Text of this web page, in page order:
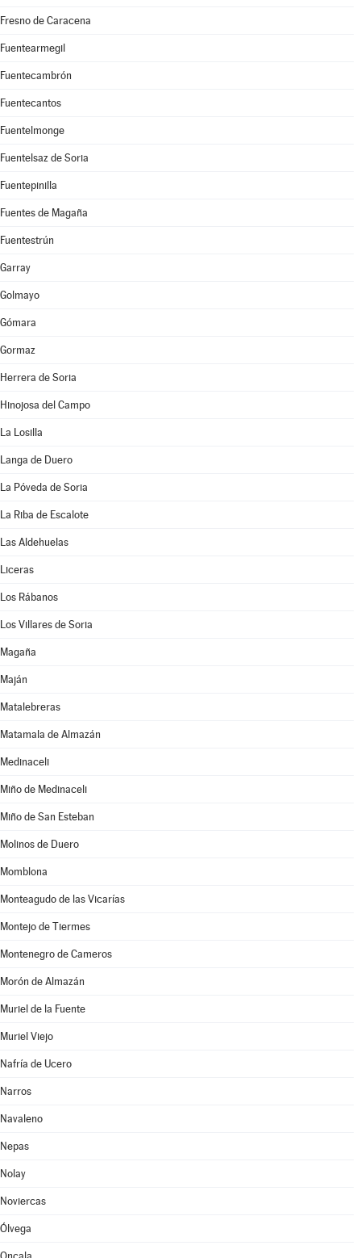
Fresno de Caracena
Fuentearmegil
Fuentecambrón
Fuentecantos
Fuentelmonge
Fuentelsaz de Soria
Fuentepinilla
Fuentes de Magaña
Fuentestrún
Garray
Golmayo
Gómara
Gormaz
Herrera de Soria
Hinojosa del Campo
La Losilla
Langa de Duero
La Póveda de Soria
La Riba de Escalote
Las Aldehuelas
Liceras
Los Rábanos
Los Villares de Soria
Magaña
Maján
Matalebreras
Matamala de Almazán
Medinaceli
Miño de Medinaceli
Miño de San Esteban
Molinos de Duero
Momblona
Monteagudo de las Vicarías
Montejo de Tiermes
Montenegro de Cameros
Morón de Almazán
Muriel de la Fuente
Muriel Viejo
Nafría de Ucero
Narros
Navaleno
Nepas
Nolay
Noviercas
Ólvega